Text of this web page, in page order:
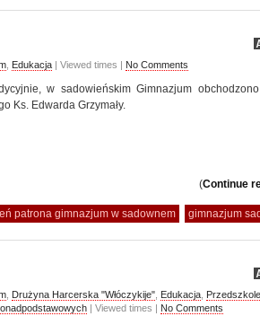
Edukacja | Viewed times | No Comments
w sadowieńskim Gimnazjum
Ks. Edwarda Grzymały.
(Continue
patrona gimnazjum w sadownem gimnazjum
Drużyna Harcerska "Włóczykije" Edukacja
| Viewed times | No Comments